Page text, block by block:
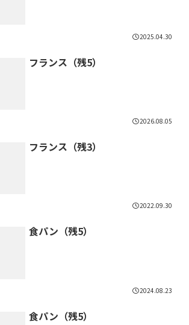
2025.04.30
フランス（残5）
2026.08.05
フランス（残3）
2022.09.30
食パン（残5）
2024.08.23
食パン（残5）